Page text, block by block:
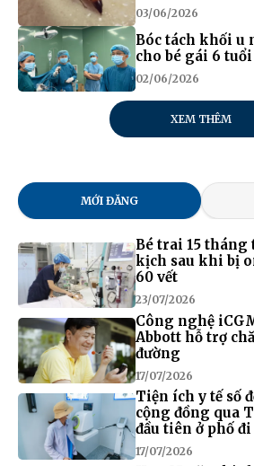
03/06/2026
Bóc tách khối u
cho bé gái 6 tuổi
02/06/2026
XEM THÊM
MỚI ĐĂNG
Bé trai 15
kịch sau khi bị
60 vết
23/07/2026
Công nghệ
Abbott hỗ trợ
đường
17/07/2026
Tiện ích y tế số
cộng đồng qua
đầu tiên ở phố
17/07/2026